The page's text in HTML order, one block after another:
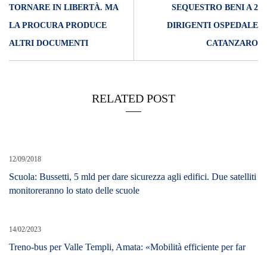
TORNARE IN LIBERTÀ. MA
LA PROCURA PRODUCE
ALTRI DOCUMENTI
SEQUESTRO BENI A 2
DIRIGENTI OSPEDALE
CATANZARO
RELATED POST
12/09/2018
Scuola: Bussetti, 5 mld per dare sicurezza agli edifici. Due satelliti
monitoreranno lo stato delle scuole
14/02/2023
Treno-bus per Valle Templi, Amata: «Mobilità efficiente per far